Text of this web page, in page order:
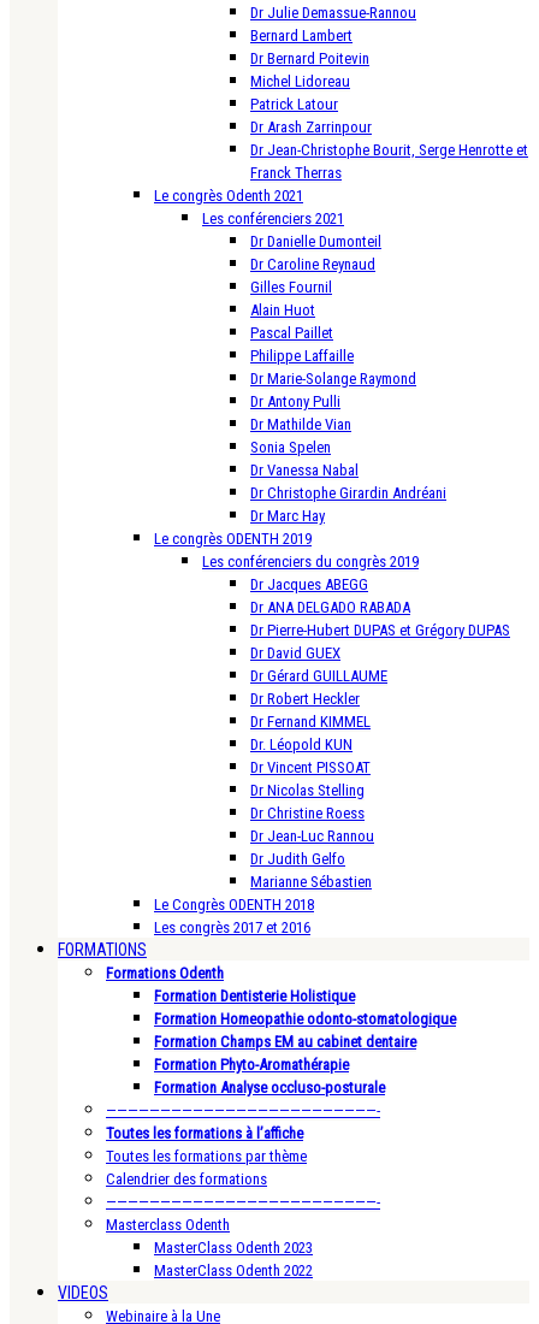
Dr Julie Demassue-Rannou
Bernard Lambert
Dr Bernard Poitevin
Michel Lidoreau
Patrick Latour
Dr Arash Zarrinpour
Dr Jean-Christophe Bourit, Serge Henrotte et
Franck Therras
Le congrès Odenth 2021
Les conférenciers 2021
Dr Danielle Dumonteil
Dr Caroline Reynaud
Gilles Fournil
Alain Huot
Pascal Paillet
Philippe Laffaille
Dr Marie-Solange Raymond
Dr Antony Pulli
Dr Mathilde Vian
Sonia Spelen
Dr Vanessa Nabal
Dr Christophe Girardin Andréani
Dr Marc Hay
Le congrès ODENTH 2019
Les conférenciers du congrès 2019
Dr Jacques ABEGG
Dr ANA DELGADO RABADA
Dr Pierre-Hubert DUPAS et Grégory DUPAS
Dr David GUEX
Dr Gérard GUILLAUME
Dr Robert Heckler
Dr Fernand KIMMEL
Dr. Léopold KUN
Dr Vincent PISSOAT
Dr Nicolas Stelling
Dr Christine Roess
Dr Jean-Luc Rannou
Dr Judith Gelfo
Marianne Sébastien
Le Congrès ODENTH 2018
Les congrès 2017 et 2016
FORMATIONS
Formations Odenth
Formation Dentisterie Holistique
Formation Homeopathie odonto-stomatologique
Formation Champs EM au cabinet dentaire
Formation Phyto-Aromathérapie
Formation Analyse occluso-posturale
—————————————————————————-
Toutes les formations à l’affiche
Toutes les formations par thème
Calendrier des formations
—————————————————————————-
Masterclass Odenth
MasterClass Odenth 2023
MasterClass Odenth 2022
VIDEOS
Webinaire à la Une